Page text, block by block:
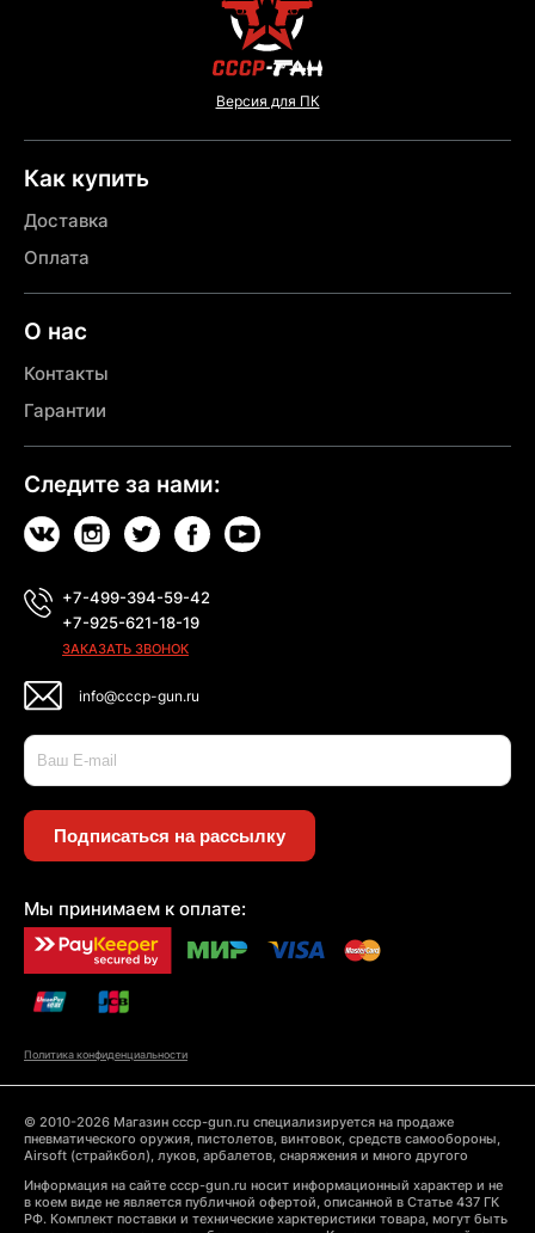
Версия для ПК
Как купить
Доставка
Оплата
О нас
Контакты
Гарантии
Следите за нами:
+7-499-394-59-42
+7-925-621-18-19
ЗАКАЗАТЬ ЗВОНОК
info@cccp-gun.ru
Подписаться на рассылку
Мы принимаем к оплате:
Политика конфиденциальности
© 2010-2026 Магазин cccp-gun.ru специализируется на продаже
пневматического оружия, пистолетов, винтовок, средств самообороны,
Airsoft (страйкбол), луков, арбалетов, снаряжения и много другого
Информация на сайте cccp-gun.ru носит информационный характер и не
в коем виде не является публичной офертой, описанной в Статье 437 ГК
РФ. Комплект поставки и технические харктеристики товара, могут быть